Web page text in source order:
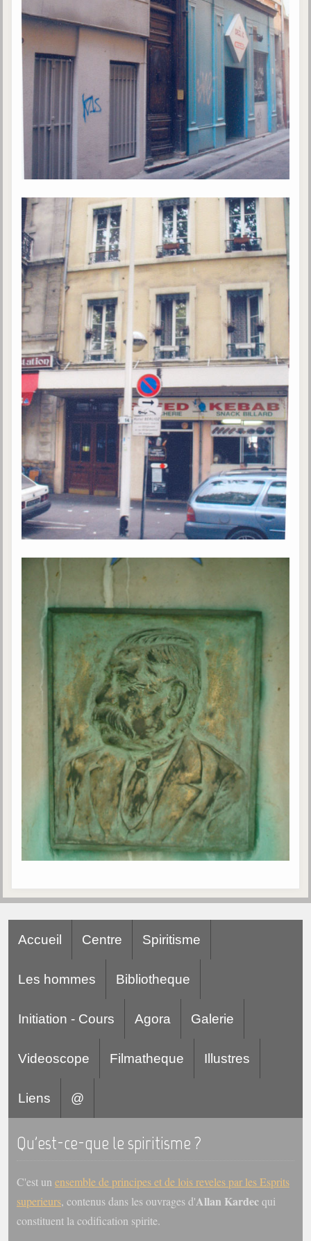
Accueil Centre Spiritisme
Les hommes Bibliotheque
Initiation - Cours Agora Galerie
Videoscope Filmatheque Illustres
Liens @
Qu'est-ce-que le spiritisme ?
C'est un ensemble de principes et de lois reveles par les Esprits
superieurs, contenus dans les ouvrages d'Allan Kardecqui
constituent la codification spirite.